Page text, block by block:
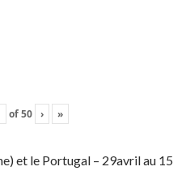
of50 › »
et le Portugal – 29avril au 15